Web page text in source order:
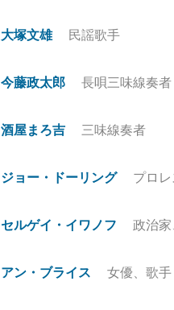
大塚文雄 民謡歌手
今藤政太郎 長唄三味線奏者
酒屋まろ吉 三味線奏者
ジョー・ドーリング プロ
セルゲイ・イワノフ 政治家
アン・ブライス 女優、歌手